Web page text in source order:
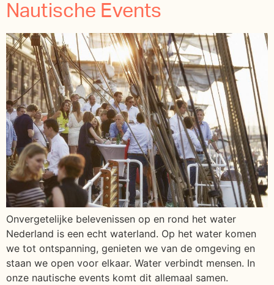
Nautische Events
Onvergetelijke belevenissen op en rond het water
Nederland is een echt waterland. Op het water komen
we tot ontspanning, genieten we van de omgeving en
staan we open voor elkaar. Water verbindt mensen. In
onze nautische events komt dit allemaal samen.